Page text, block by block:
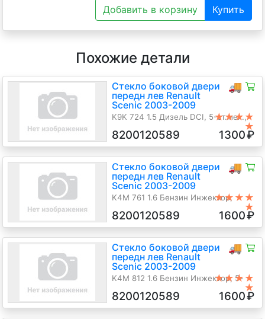
Добавить в корзину Купить
Похожие детали
🚚
Стекло боковой двери
передн лев Renault
Scenic 2003-2009
K9K 724 1.5 Дизель DCI, 5-ст.мех.,
★★★★
★
8200120589 1300₽
🚚
Стекло боковой двери
передн лев Renault
Scenic 2003-2009
K4M 761 1.6 Бензин Инжектор,
2004 г.в.
★★★★
★
8200120589 1600₽
🚚
Стекло боковой двери
передн лев Renault
Scenic 2003-2009
K4M 812 1.6 Бензин Инжектор, 5-
★★★★
★
8200120589 1600₽